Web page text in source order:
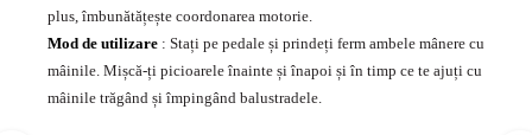
Rastel Biciclete
Banci
plus, îmbunătățește coordonarea motorie.
Mod de utilizare : Stați pe pedale și prindeți ferm ambele mânere cu
mâinile. Mișcă-ți picioarele înainte și înapoi și în timp ce te ajuți cu
mâinile trăgând și împingând balustradele.